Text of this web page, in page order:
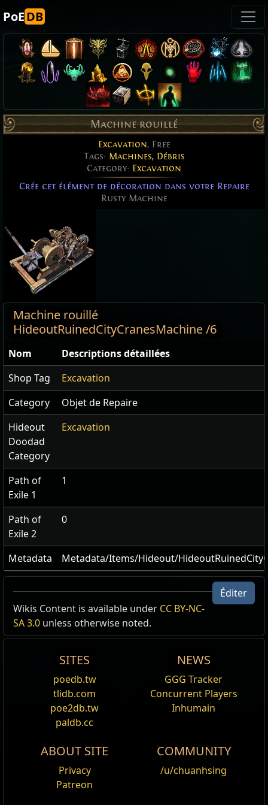
PoEDB
Machine rouillé
Excavation, Free
Tags: Machines, Débris
Category: Excavation
Crée cet élément de décoration dans votre Repaire
Rusty Machine
Machine rouillé
HideoutRuinedCityCranesMachine /6
Nom
Descriptions détaillées
Shop Tag
Excavation
Category
Objet de Repaire
Hideout
Doodad
Category
Excavation
Path of
Exile 1
1
Path of
Exile 2
0
Metadata Metadata/Items/Hideout/
Éditer
Wikis Content is available under CC BY-NC-
SA 3.0 unless otherwise noted.
SITES
poedb.tw
tlidb.com
poe2db.tw
paldb.cc
NEWS
GGG Tracker
Concurrent Players
Inhumain
ABOUT SITE
Privacy
Patreon
COMMUNITY
/u/chuanhsing